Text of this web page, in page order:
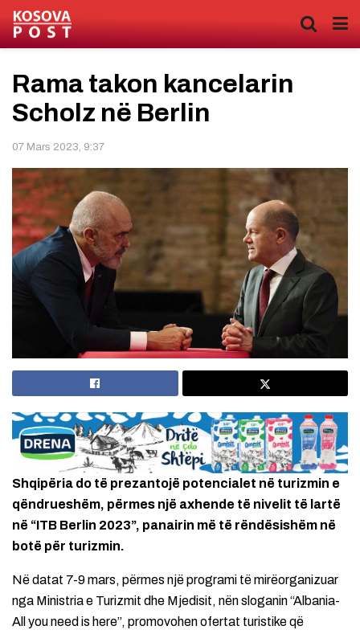
Rama takon kancelarin
Scholz në Berlin
07 Mars 2023, 9:37
Shqipëria do të prezantojë potencialet në turizmin e
qëndrueshëm, përmes një axhende të nivelit të lartë
në “ITB Berlin 2023”, panairin më të rëndësishëm në
botë për turizmin.
Në datat 7-9 mars, përmes një programi të mirëorganizuar
nga Ministria e Turizmit dhe Mjedisit, nën sloganin “Albania-
All you need is here”, promovohen ofertat turistike që